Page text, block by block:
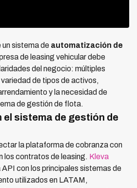
un sistema de automatización de
de leasing vehicular debe
del negocio: múltiples
de tipos de activos,
y la necesidad de
de gestión de flota.
sistema de gestión de
la plataforma de cobranza con
los contratos de leasing. Kleva
con los principales sistemas de
utilizados en LATAM,